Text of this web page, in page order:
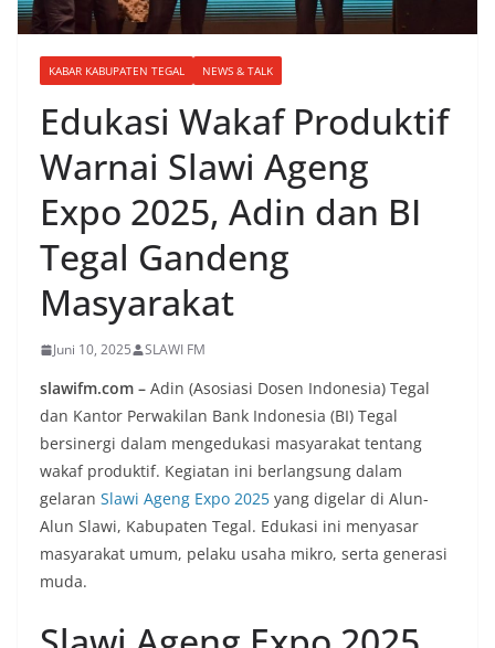
KABAR KABUPATEN TEGAL NEWS & TALK
Edukasi Wakaf Produktif
Warnai Slawi Ageng
Expo 2025, Adin dan BI
Tegal Gandeng
Masyarakat
Juni 10, 2025 SLAWI FM
slawifm.com – Adin (Asosiasi Dosen Indonesia) Tegal
dan Kantor Perwakilan Bank Indonesia (BI) Tegal
bersinergi dalam mengedukasi masyarakat tentang
wakaf produktif. Kegiatan ini berlangsung dalam
gelaran Slawi Ageng Expo 2025 yang digelar di Alun-
Alun Slawi, Kabupaten Tegal. Edukasi ini menyasar
masyarakat umum, pelaku usaha mikro, serta generasi
muda.